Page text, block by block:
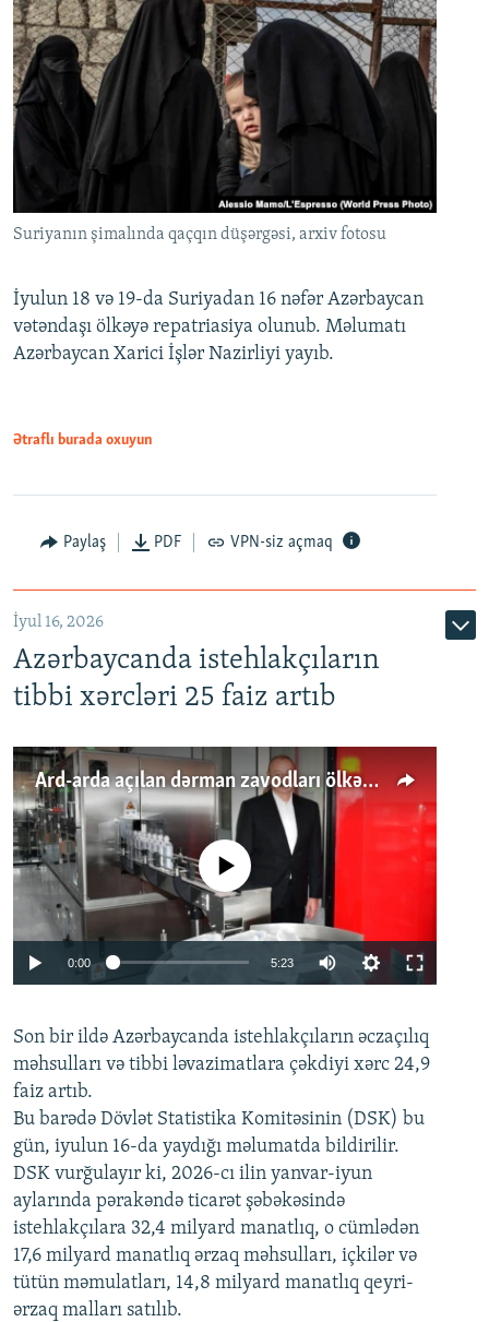
Suriyanın şimalında qaçqın düşərgəsi, arxiv fotosu
İyulun 18 və 19-da Suriyadan 16 nəfər Azərbaycan
vətəndaşı ölkəyə repatriasiya olunub. Məlumatı
Azərbaycan Xarici İşlər Nazirliyi yayıb.
Ətraflı burada oxuyun
Paylaş PDF VPN-siz açmaq
İyul 16, 2026
Azərbaycanda istehlakçıların
tibbi xərcləri 25 faiz artıb
Ard-arda açılan dərman zavodları ölkənin tələbatını ödəyirmi?
Auto 240p 360p 480p
720p 1080p
No media source currently available
0:00 5:23
360p
480p
720p
1080p
Son bir ildə Azərbaycanda istehlakçıların əczaçılıq
məhsulları və tibbi ləvazimatlara çəkdiyi xərc 24,9
faiz artıb.
Bu barədə Dövlət Statistika Komitəsinin (DSK) bu
gün, iyulun 16-da yaydığı məlumatda bildirilir.
DSK vurğulayır ki, 2026-cı ilin yanvar-iyun
aylarında pərakəndə ticarət şəbəkəsində
istehlakçılara 32,4 milyard manatlıq, o cümlədən
17,6 milyard manatlıq ərzaq məhsulları, içkilər və
tütün məmulatları, 14,8 milyard manatlıq qeyri-
ərzaq malları satılıb.